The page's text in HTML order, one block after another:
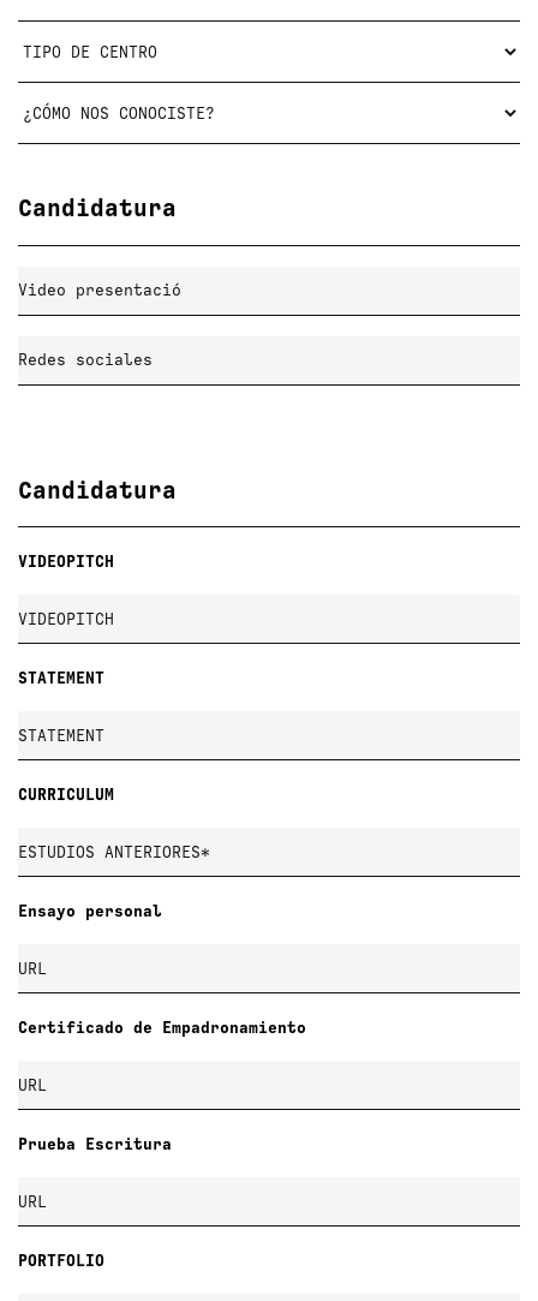
Candidatura
Candidatura
VIDEOPITCH
STATEMENT
CURRICULUM
Ensayo personal
Certificado de Empadronamiento
Prueba Escritura
PORTFOLIO